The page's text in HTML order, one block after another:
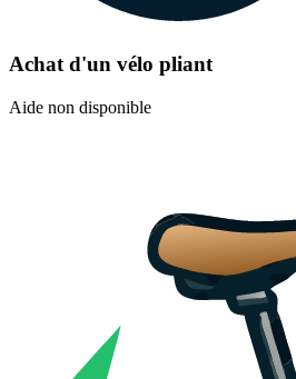
Achat d'un vélo pliant
Aide non disponible